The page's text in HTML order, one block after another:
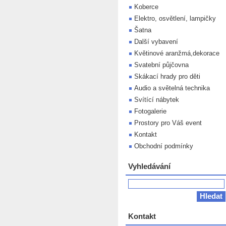
Koberce
Elektro, osvětlení, lampičky
Šatna
Další vybavení
Květinové aranžmá,dekorace
Svatební půjčovna
Skákací hrady pro děti
Audio a světelná technika
Svítící nábytek
Fotogalerie
Prostory pro Váš event
Kontakt
Obchodní podmínky
Vyhledávání
Kontakt